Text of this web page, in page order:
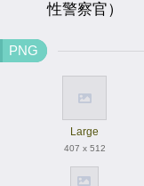
性警察官）
PNG
Large
407 x 512